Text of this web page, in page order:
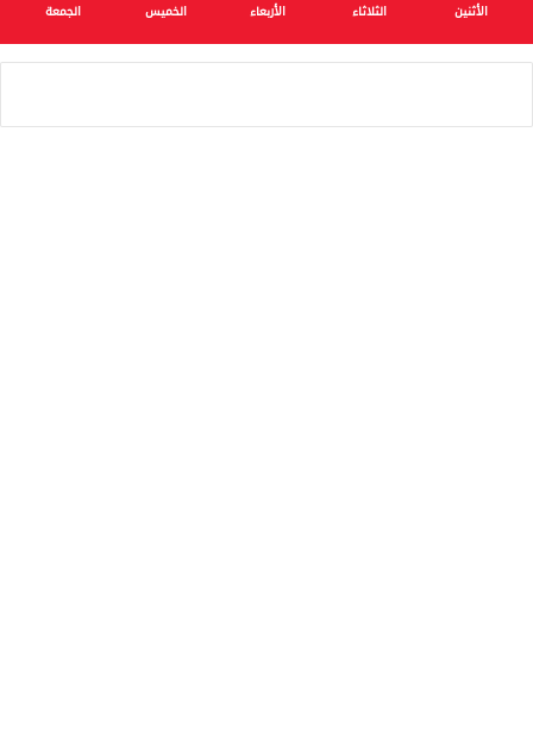
الأثنين الثلاثاء الأربعاء الخميس الجمعة